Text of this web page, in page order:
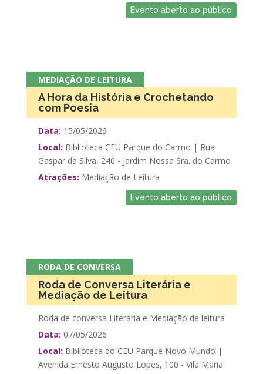
Evento aberto ao público
MEDIAÇÃO DE LEITURA
A Hora da História e Crochetando
com Poesia
Data: 15/05/2026
Local: Biblioteca CEU Parque do Carmo | Rua
Gaspar da Silva, 240 - Jardim Nossa Sra. do Carmo
Atrações: Mediação de Leitura
Evento aberto ao público
RODA DE CONVERSA
Roda de Conversa Literária e
Mediação de Leitura
Roda de conversa Literária e Mediação de leitura
Data: 07/05/2026
Local: Biblioteca do CEU Parque Novo Mundo |
Avenida Ernesto Augusto Lopes, 100 - Vila Maria